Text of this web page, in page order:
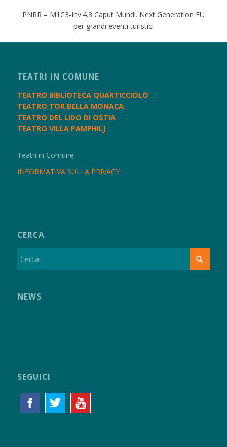
PNRR – M1C3-Inv.4.3 Caput Mundi. Next Generation EU
per grandi eventi turistici
TEATRI IN COMUNE
TEATRO BIBLIOTECA QUARTICCIOLO
TEATRO TOR BELLA MONACA
TEATRO DEL LIDO DI OSTIA
TEATRO VILLA PAMPHILJ
Teatri in Comune
INFORMATIVA SULLA PRIVACY
CERCA
NEWS
SEGUICI